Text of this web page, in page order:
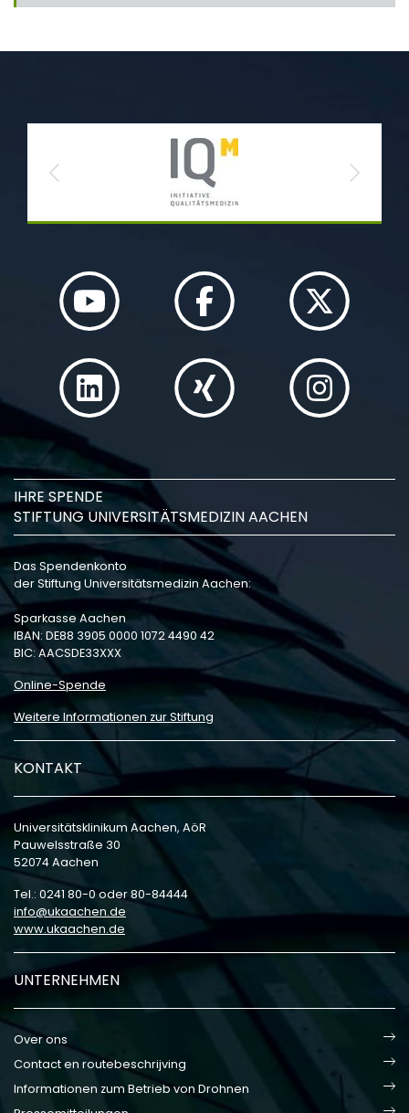
Previous Next
IHRE SPENDE
STIFTUNG UNIVERSITÄTSMEDIZIN AACHEN
Das Spendenkonto
der Stiftung Universitätsmedizin Aachen:
Sparkasse Aachen
IBAN: DE88 3905 0000 1072 4490 42
BIC: AACSDE33XXX
Online-Spende
Weitere Informationen zur Stiftung
KONTAKT
Universitätsklinikum Aachen, AöR
Pauwelsstraße 30
52074 Aachen
Tel.: 0241 80-0 oder 80-84444
info
ukaachen de
www.ukaachen.de
UNTERNEHMEN
Over ons
Contact en routebeschrijving
Informationen zum Betrieb von Drohnen